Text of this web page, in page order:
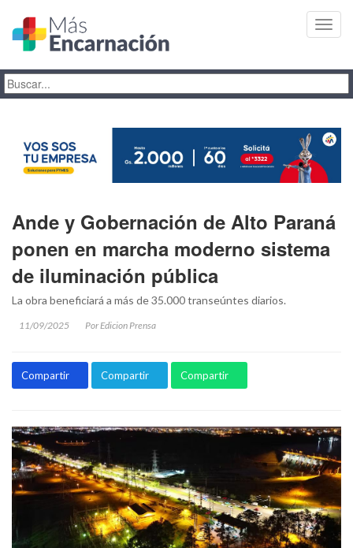
Ande y Gobernación de Alto Paraná
ponen en marcha moderno sistema
de iluminación pública
La obra beneficiará a más de 35.000 transeúntes diarios.
11/09/2025 Por Edicion Prensa
Compartir Compartir Compartir